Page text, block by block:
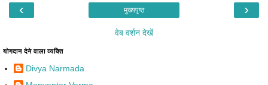
‹ ›
मुख्यपृष्ठ
वेब वर्शन देखें
योगदान देने वाला व्यक्ति
Divya Narmada